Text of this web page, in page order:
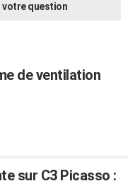
votre question
de ventilation
sur C3 Picasso :